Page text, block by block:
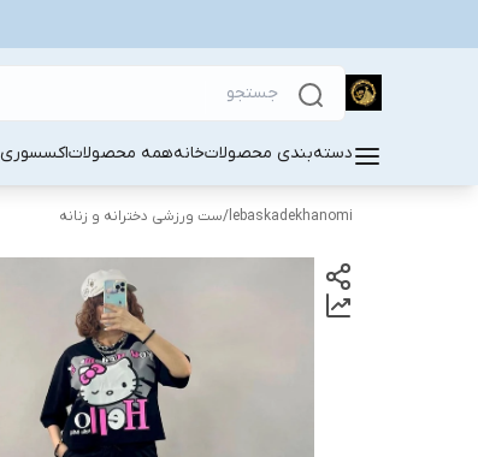
دسته‌بندی محصولاتخانههمه محصولاتاکسسوری
lebaskadekhanomi
/ست ورزشی دخترانه و زنانه